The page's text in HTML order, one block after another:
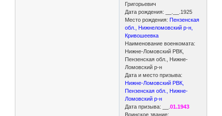
Григорьевич
Дата рождения: __.__.1925
Место рождения:Пензенская
обл., Нижнеломовский р-н,
Кривошеевка
Наименование военкомата:
Нижне-Ломовский РВК,
Пензенская обл., Нижне-
Ломовский р-н
Дата и место призыва:
Нижне-Ломовский РВК,
Пензенская обл., Нижне-
Ломовский р-н
Дата призыва: __.01.1943
Воинское звание: